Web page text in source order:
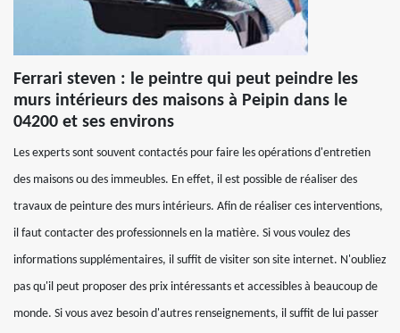
Ferrari steven : le peintre qui peut peindre les
murs intérieurs des maisons à Peipin dans le
04200 et ses environs
Les experts sont souvent contactés pour faire les opérations d'entretien
des maisons ou des immeubles. En effet, il est possible de réaliser des
travaux de peinture des murs intérieurs. Afin de réaliser ces interventions,
il faut contacter des professionnels en la matière. Si vous voulez des
informations supplémentaires, il suffit de visiter son site internet. N'oubliez
pas qu'il peut proposer des prix intéressants et accessibles à beaucoup de
monde. Si vous avez besoin d'autres renseignements, il suffit de lui passer